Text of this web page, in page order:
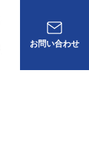
お問い合わせ